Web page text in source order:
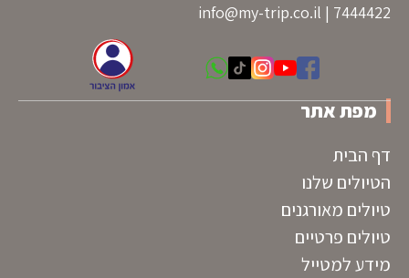
7444422 |
info@my-trip.co.il
מפת אתר
דף הבית
הטיולים שלנו
טיולים מאורגנים
טיולים פרטיים
מידע למטייל